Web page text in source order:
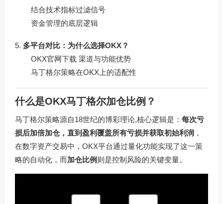
结合技术指标过滤信号
资金管理的底层逻辑
多平台对比：为什么选择OKX？
OKX官网下载 渠道与功能优势
马丁格尔策略在OKX上的适配性
什么是OKX马丁格尔加仓比例？
马丁格尔策略源自18世纪的博彩理论,核心逻辑是： 每次亏
损后加倍加仓，直到盈利覆盖所有亏损并获取初始利润 ，
在数字资产交易中，OKX平台通过量化功能实现了这一策
略的自动化，而加仓比例 则是控制风险的关键变量。